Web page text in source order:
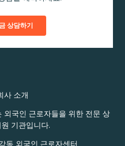
상담하기
사 소개
외국인 근로자들을 위한 전문 상
기관입니다.
동 외국인 근로자센터